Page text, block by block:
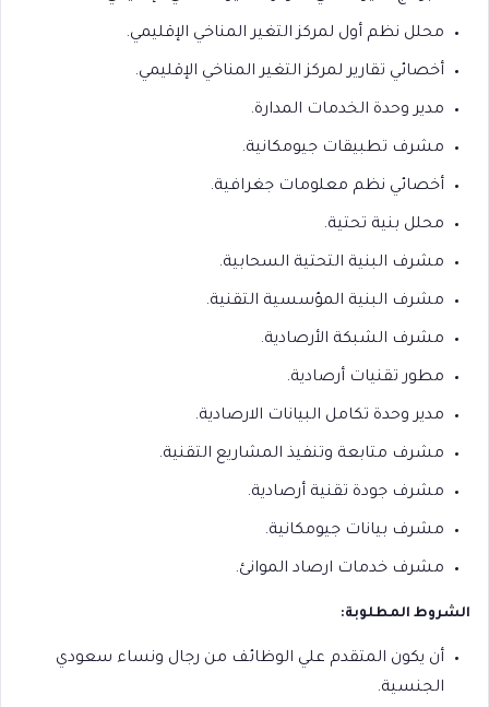
محلل نظم أول لمركز التغير المناخي الإقليمي.
أخصائي تقارير لمركز التغير المناخي الإقليمي.
مدير وحدة الخدمات المدارة.
مشرف تطبيقات جيومكانية.
أخصائي نظم معلومات جغرافية.
محلل بنية تحتية.
مشرف البنية التحتية السحابية.
مشرف البنية المؤسسية التقنية.
مشرف الشبكة الأرصادية.
مطور تقنيات أرصادية.
مدير وحدة تكامل البيانات الارصادية.
مشرف متابعة وتنفيذ المشاريع التقنية.
مشرف جودة تقنية أرصادية.
مشرف بيانات جيومكانية.
مشرف خدمات ارصاد الموانئ.
الشروط المطلوبة:
أن يكون المتقدم علي الوظائف من رجال ونساء سعودي
الجنسية.